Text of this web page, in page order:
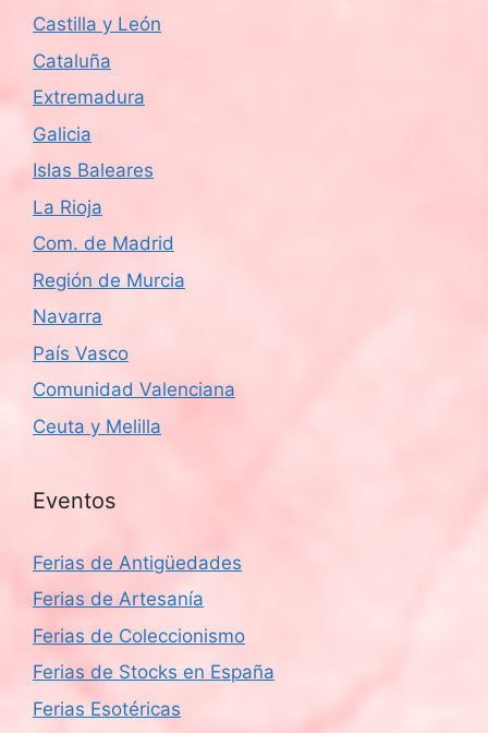
Castilla y León
Cataluña
Extremadura
Galicia
Islas Baleares
La Rioja
Com. de Madrid
Región de Murcia
Navarra
País Vasco
Comunidad Valenciana
Ceuta y Melilla
Eventos
Ferias de Antigüedades
Ferias de Artesanía
Ferias de Coleccionismo
Ferias de Stocks en España
Ferias Esotéricas